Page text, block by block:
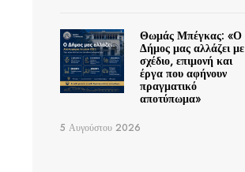
Θωμάς Μπέγκας: «Ο
Δήμος μας αλλάζει με
σχέδιο, επιμονή και
έργα που αφήνουν
πραγματικό
αποτύπωμα»
5 Αυγούστου 2026